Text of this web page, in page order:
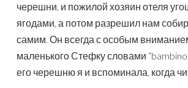
черешни, и пожилой хозяин отеля
ягодами, а потом разрешил нам
самим. Он всегда с особым
маленького Стефку словами “bambino
его черешню я и вспоминала, когда